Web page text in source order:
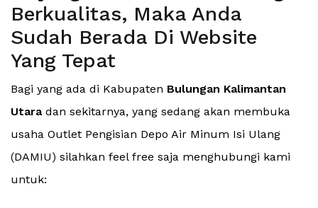
Berkualitas, Maka Anda
Sudah Berada Di Website
Yang Tepat
Bagi yang ada di Kabupaten Bulungan Kalimantan
Utaradan sekitarnya, yang sedang akan membuka
usaha Outlet Pengisian Depo Air Minum Isi Ulang
(DAMIU) silahkan feel free saja menghubungi kami
untuk: